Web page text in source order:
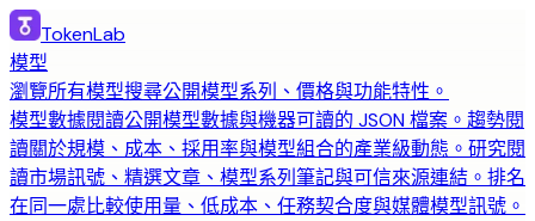
TokenLab
模型
瀏覽所有模型搜尋公開模型系列、價格與功能特性。
模型數據閱讀公開模型數據與機器可讀的 JSON 檔案。 趨勢閱
讀關於規模、成本、採用率與模型組合的產業級動態。 研究閱
讀市場訊號、精選文章、模型系列筆記與可信來源連結。 排名
在同一處比較使用量、低成本、任務契合度與媒體模型訊號。